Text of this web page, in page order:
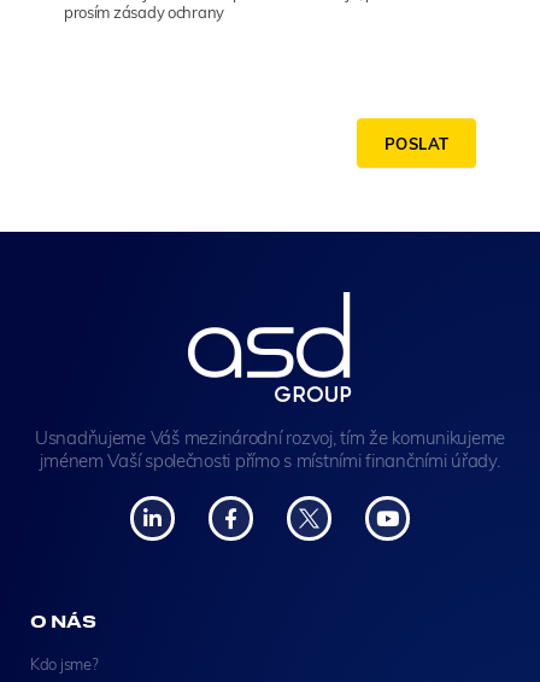
prosím zásady ochrany
POSLAT
Usnadňujeme Váš mezinárodní rozvoj, tím že komunikujeme
jménem Vaší společnosti přímo s místními finančními úřady.
O NÁS
Kdo jsme?